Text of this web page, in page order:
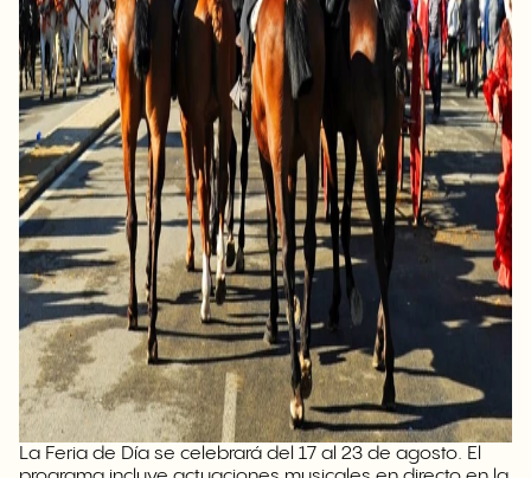
La Feria de Día se celebrará del 17 al 23 de agosto. El